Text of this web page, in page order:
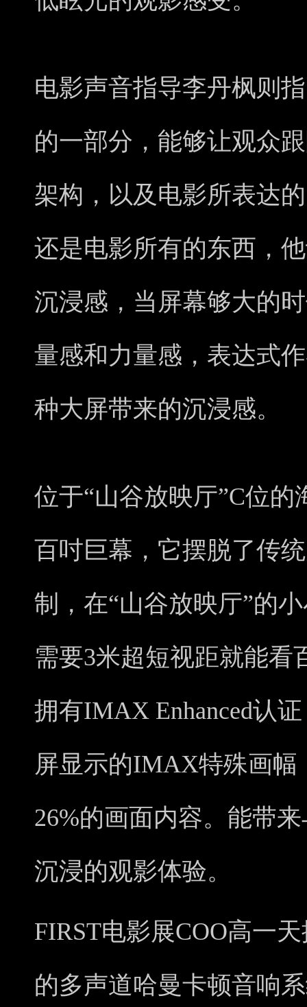
电影声音指导李丹枫则
的一部分，能够让观众
架构，以及电影所表达
还是电影所有的东西，
沉浸感，当屏幕够大的
量感和力量感，表达式
种大屏带来的沉浸感。
位于“山谷放映厅”C位
百吋巨幕，它摆脱了传
制，在“山谷放映厅”的
需要3米超短视距就能看
拥有IMAX Enhanced认
屏显示的IMAX特殊画
26%的画面内容。能带
沉浸的观影体验。
FIRST电影展COO高一
的多声道哈曼卡顿音响